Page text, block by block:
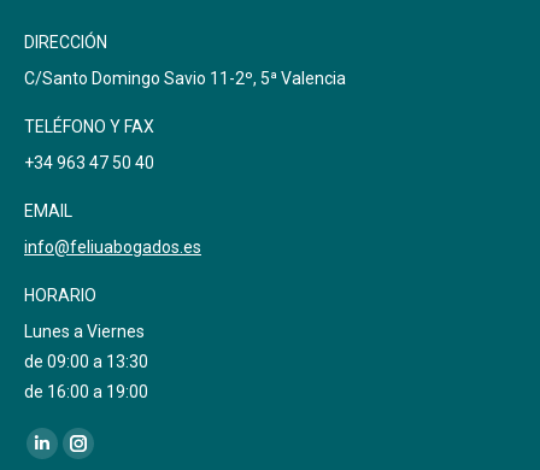
DIRECCIÓN
C/Santo Domingo Savio 11-2º, 5ª Valencia
TELÉFONO Y FAX
+34 963 47 50 40
EMAIL
info@feliuabogados.es
HORARIO
Lunes a Viernes
de 09:00 a 13:30
de 16:00 a 19:00
Encuéntranos en:
LinkedinInstagram